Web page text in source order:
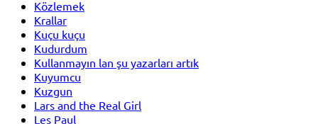
Közlemek
Krallar
Kuçu kuçu
Kudurdum
Kullanmayın lan şu yazarları artık
Kuyumcu
Kuzgun
Lars and the Real Girl
Les Paul